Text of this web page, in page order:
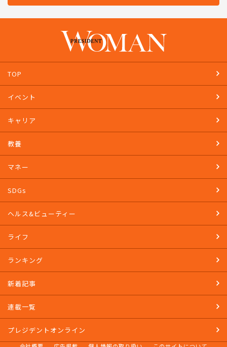
TOP
イベント
キャリア
教養
マネー
SDGs
ヘルス&ビューティー
ライフ
ランキング
新着記事
連載一覧
プレジデントオンライン